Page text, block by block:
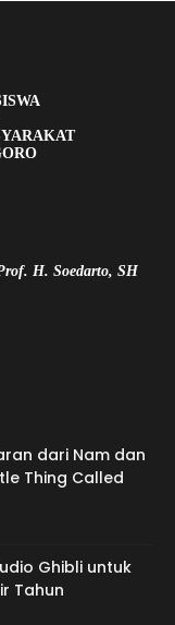
H. Soedarto, SH
dari Nam dan
Thing Called
Ghibli untuk
Tahun